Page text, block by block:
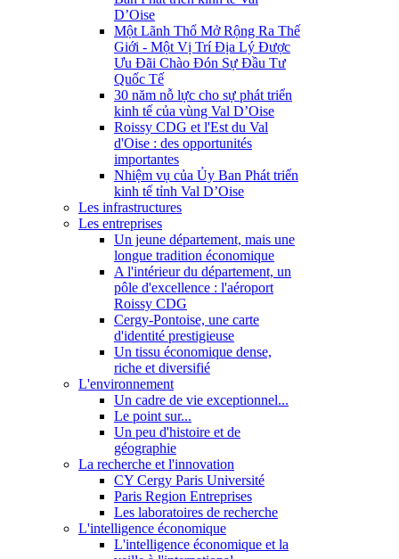
D’Oise
Một Lãnh Thổ Mở Rộng Ra Thế
Giới - Một Vị Trí Địa Lý Được
Ưu Đãi Chào Đón Sự Đầu Tư
Quốc Tế
30 năm nỗ lực cho sự phát triển
kinh tế của vùng Val D’Oise
Roissy CDG et l'Est du Val
d'Oise : des opportunités
importantes
Nhiệm vụ của Ủy Ban Phát triển
kinh tế tỉnh Val D’Oise
Les infrastructures
Les entreprises
Un jeune département, mais une
longue tradition économique
A l'intérieur du département, un
pôle d'excellence : l'aéroport
Roissy CDG
Cergy-Pontoise, une carte
d'identité prestigieuse
Un tissu économique dense,
riche et diversifié
L'environnement
Un cadre de vie exceptionnel...
Le point sur...
Un peu d'histoire et de
géographie
La recherche et l'innovation
CY Cergy Paris Université
Paris Region Entreprises
Les laboratoires de recherche
L'intelligence économique
L'intelligence économique et la